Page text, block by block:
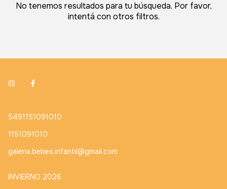
No tenemos resultados para tu búsqueda. Por favor,
intentá con otros filtros.
5491151091010
1151091010
galeria.bebes.infantil@gmail.com
INVIERNO 2026